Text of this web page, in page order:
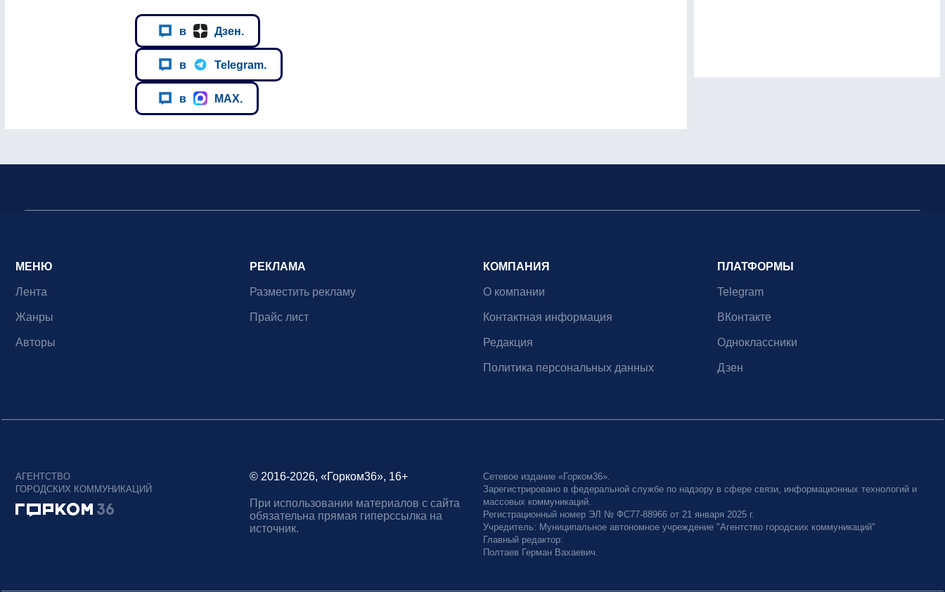
в Дзен.
в Telegram.
в MAX.
МЕНЮ
Лента
Жанры
Авторы
РЕКЛАМА
Разместить рекламу
Прайс лист
КОМПАНИЯ
О компании
Контактная информация
Редакция
Политика персональных данных
ПЛАТФОРМЫ
Telegram
ВКонтакте
Одноклассники
Дзен
АГЕНТСТВО
ГОРОДСКИХ КОММУНИКАЦИЙ
© 2016-2026, «Горком36», 16+
При использовании материалов с сайта
обязательна прямая гиперссылка на
источник.
Сетевое издание «Горком36».
Зарегистрировано в федеральной службе по надзору в сфере связи, информационных технологий и
массовых коммуникаций.
Регистрационный номер ЭЛ № ФС77-88966 от 21 января 2025 г.
Учредитель: Муниципальное автономное учреждение "Агентство городских коммуникаций"
Главный редактор:
Полтаев Герман Вахаевич.